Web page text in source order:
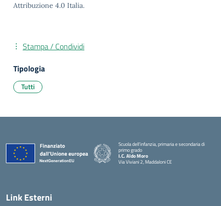
Attribuzione 4.0 Italia.
Stampa / Condividi
Tipologia
Tutti
Scuola dell’infanzia, primaria e secondaria di
primo grado
I.C. Aldo Moro
Via Viviani 2, Maddaloni CE
Link Esterni